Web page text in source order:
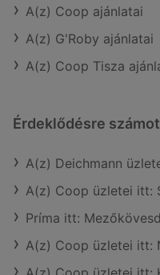
A(z) Coop ajánlatai
A(z) G'Roby ajánlatai
A(z) Coop Tisza
Érdeklődésre
A(z) Deichmann
A(z) Coop üzletei itt:
Príma itt:
A(z) Coop üzletei itt: